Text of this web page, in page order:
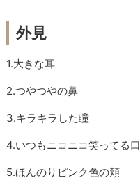
外見
1.大きな耳
2.つやつやの鼻
3.キラキラした瞳
4.いつもニコニコ笑ってる口
5.ほんのりピンク色の頬